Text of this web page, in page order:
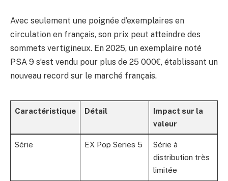
Avec seulement une poignée d’exemplaires en
circulation en français, son prix peut atteindre des
sommets vertigineux. En 2025, un exemplaire noté
PSA 9 s’est vendu pour plus de 25 000€, établissant un
nouveau record sur le marché français.
Caractéristique Détail
Impact sur la
valeur
Série EX Pop Series 5
Série à
distribution très
limitée